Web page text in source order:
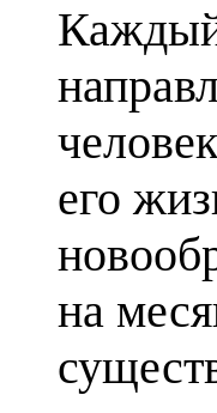
Каждый
его
на